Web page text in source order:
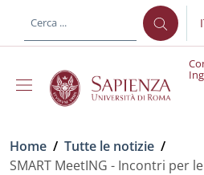
al contenuto principale
Briciole di pane
Home / Tutte le notizie /
SMART MeetING - Incontri per